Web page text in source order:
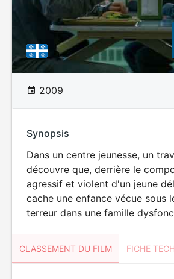
2009
Synopsis
Dans un centre jeunesse, un
découvre que, derrière le
agressif et violent d'un jeune
cache une enfance vécue sous
terreur dans une famille
CLASSEMENT DU FILM FICHE